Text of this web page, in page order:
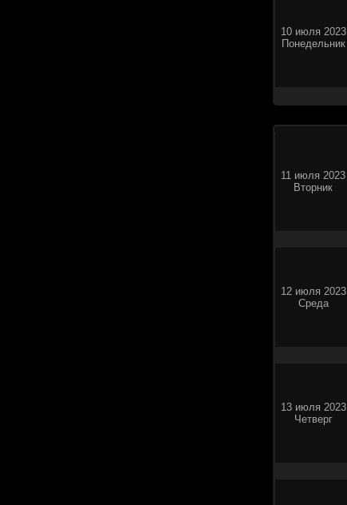
10 июля 2023
Понедельник
11 июля 2023
Вторник
12 июля 2023
Среда
13 июля 2023
Четверг